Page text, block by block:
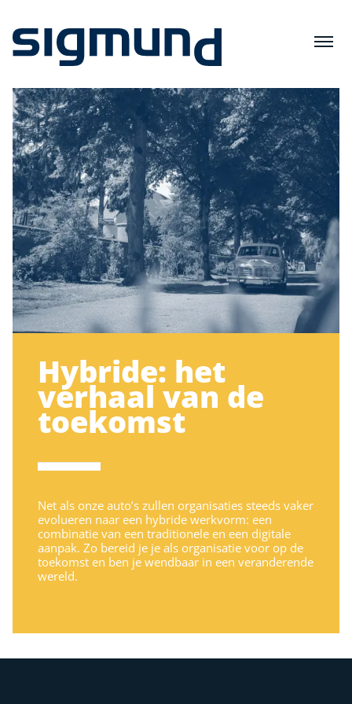
Hybride: het
verhaal van de
toekomst
Net als onze auto’s zullen organisaties steeds vaker
evolueren naar een hybride werkvorm: een
combinatie van een traditionele en een digitale
aanpak. Zo bereid je je als organisatie voor op de
toekomst en ben je wendbaar in een veranderende
wereld.